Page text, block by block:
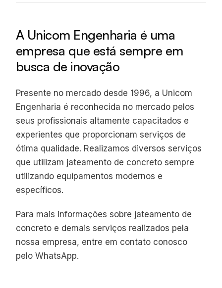
A Unicom Engenharia é uma
empresa que está sempre em
busca de inovação
Presente no mercado desde 1996, a Unicom
Engenharia é reconhecida no mercado pelos
seus profissionais altamente capacitados e
experientes que proporcionam serviços de
ótima qualidade. Realizamos diversos serviços
que utilizam jateamento de concreto sempre
utilizando equipamentos modernos e
específicos.
Para mais informações sobre jateamento de
concreto e demais serviços realizados pela
nossa empresa, entre em contato conosco
pelo WhatsApp.